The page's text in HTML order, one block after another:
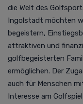
die Welt des
Ingolstadt möchten
begeistern,
attraktiven und
golfbegeisterten
ermöglichen. Der
auch für Menschen
Interesse am